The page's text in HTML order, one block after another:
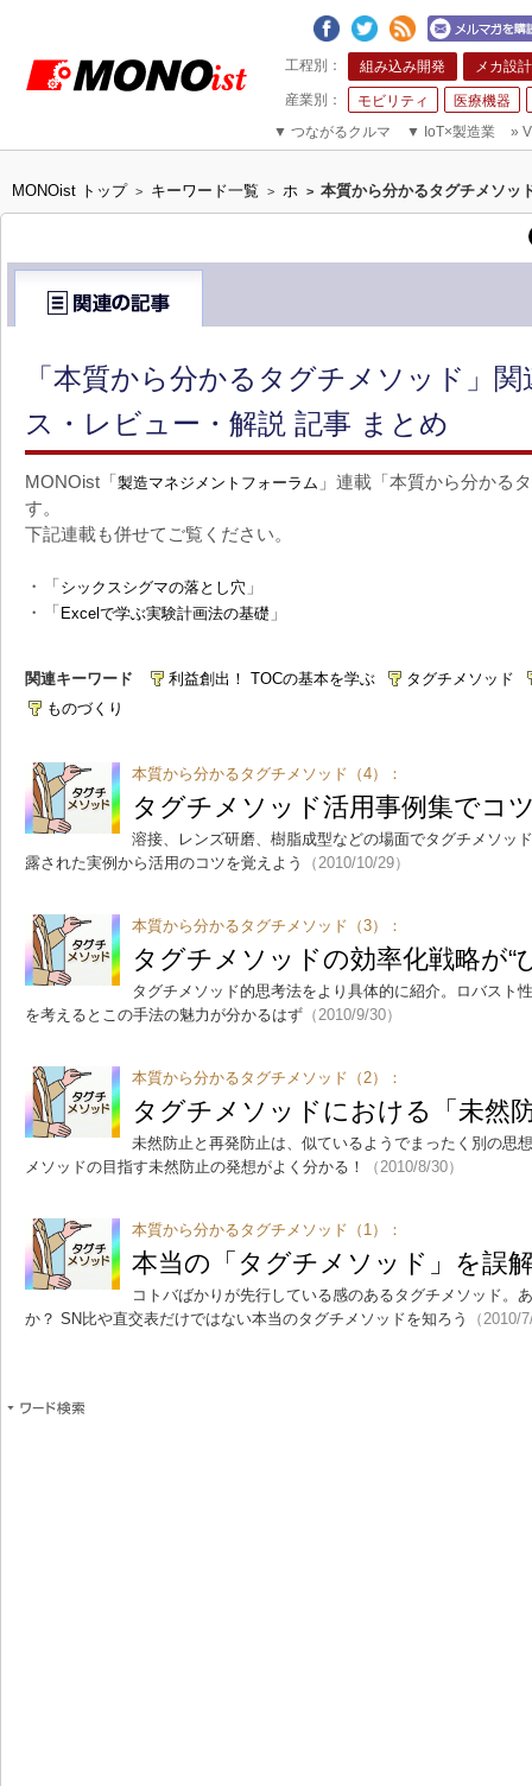
組み込み開発 メカ設計
モビリティ
医療機器
▼ つながるクルマ ▼ IoT×製造業 »
MONOist トップ > キーワード一覧 > ホ > 本質から分かるタグチメソッ
「本質から分かるタグチメソッド」
ス・レビュー・解説 記事 まとめ
MONOist「製造マネジメントフォーラム 」連載「本質から分かる
す。
下記連載も併せてご覧ください。
・「シックスシグマの落とし穴 」
・「 Excelで学ぶ実験計画法の基礎 」
関連キーワード 利益創出！ TOCの基本を学ぶ
タグチメソッド
ものづくり
本質から分かるタグチメソッド（4）：
タグチメソッド活用事例集でコ
溶接、レンズ研磨、樹脂成型などの場面でタグチメソッ
露された実例から活用のコツを覚えよう
（2010/10/29）
本質から分かるタグチメソッド（3）：
タグチメソッドの効率化戦略が“
タグチメソッド的思考法をより具体的に紹介。ロバスト
を考えるとこの手法の魅力が分かるはず （2010/9/30）
本質から分かるタグチメソッド（2）：
タグチメソッドにおける「未然
未然防止と再発防止は、似ているようでまったく別の思
メソッドの目指す未然防止の発想がよく分かる！
（2010/8/30）
本質から分かるタグチメソッド（1）：
本当の「タグチメソッド」を誤
コトバばかりが先行している感のあるタグチメソッド。
か？ SN比や直交表だけではない本当のタグチメソッドを知ろう
（2010/